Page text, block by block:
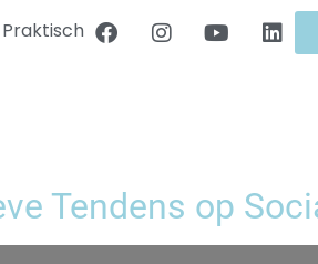
Praktisch
Tendens op